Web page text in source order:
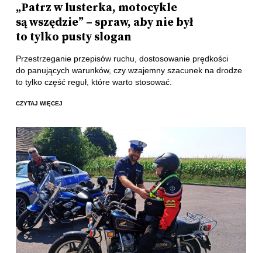
„Patrz w lusterka, motocykle
są wszędzie” – spraw, aby nie był
to tylko pusty slogan
Przestrzeganie przepisów ruchu, dostosowanie prędkości
do panujących warunków, czy wzajemny szacunek na drodze
to tylko część reguł, które warto stosować.
CZYTAJ WIĘCEJ